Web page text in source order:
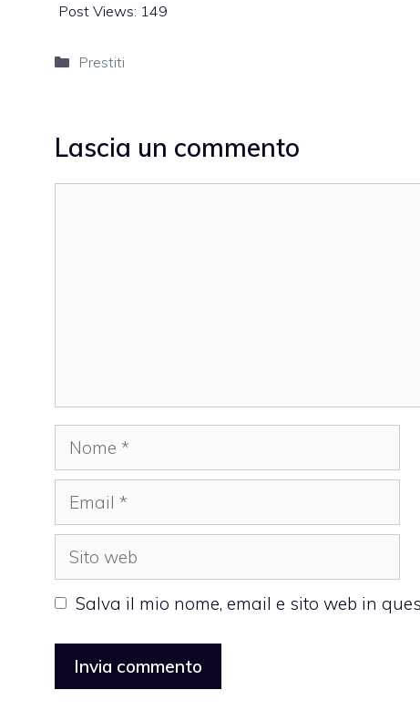
Post Views: 149
Categorie
Prestiti
Lascia un commento
Nome
Email
Sito
web
Salva il mio nome, email e sito web in